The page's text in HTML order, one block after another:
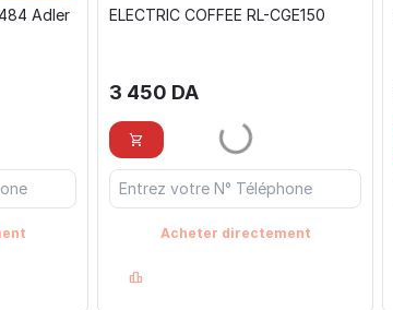
Adler ELECTRIC COFFEE RL-CGE150
3 450 DA
Acheter directement